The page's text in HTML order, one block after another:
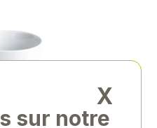
X
sur notre